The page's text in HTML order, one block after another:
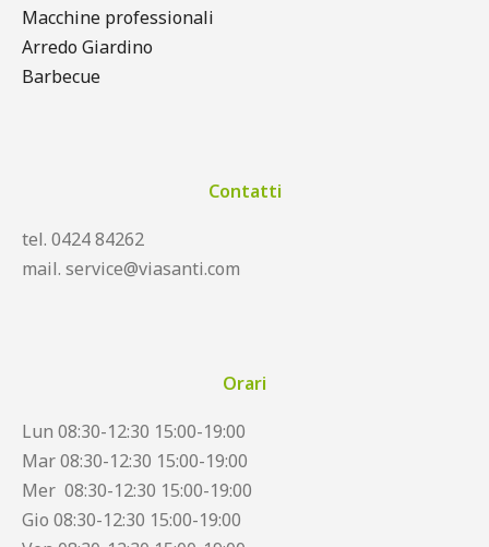
Macchine professionali
Arredo Giardino
Barbecue
Contatti
tel. 0424 84262
mail. service@viasanti.com
Orari
Lun 08:30-12:30 15:00-19:00
Mar 08:30-12:30 15:00-19:00
Mer 08:30-12:30 15:00-19:00
Gio 08:30-12:30 15:00-19:00